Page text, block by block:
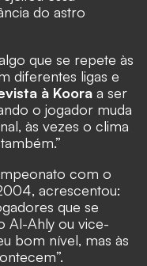
do astro
que se repete às
diferentes ligas e
à Koora a ser
o jogador muda
às vezes o clima
com o
acrescentou:
que se
Al-Ahly ou vice-
bom nível, mas às